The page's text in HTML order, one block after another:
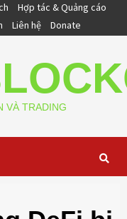
Hợp tác & Quảng cáo
Liên hệ Donate
VÀ TRADING